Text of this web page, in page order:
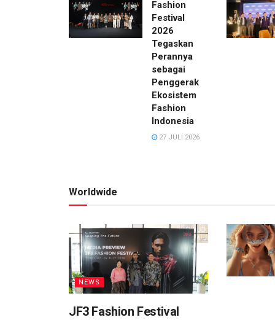
Fashion
Festival
2026
Tegaskan
Perannya
sebagai
Penggerak
Ekosistem
Fashion
Indonesia
27 JULI 2026
Worldwide
NEWS
JF3 Fashion Festival